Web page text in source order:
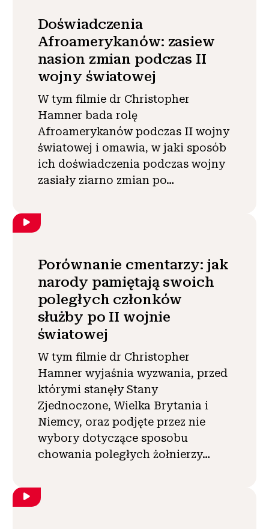
Doświadczenia
Afroamerykanów: zasiew
nasion zmian podczas II
wojny światowej
W tym filmie dr Christopher
Hamner bada rolę
Afroamerykanów podczas II wojny
światowej i omawia, w jaki sposób
ich doświadczenia podczas wojny
zasiały ziarno zmian po…
Porównanie cmentarzy: jak
narody pamiętają swoich
poległych członków
służby po II wojnie
światowej
W tym filmie dr Christopher
Hamner wyjaśnia wyzwania, przed
którymi stanęły Stany
Zjednoczone, Wielka Brytania i
Niemcy, oraz podjęte przez nie
wybory dotyczące sposobu
chowania poległych żołnierzy…